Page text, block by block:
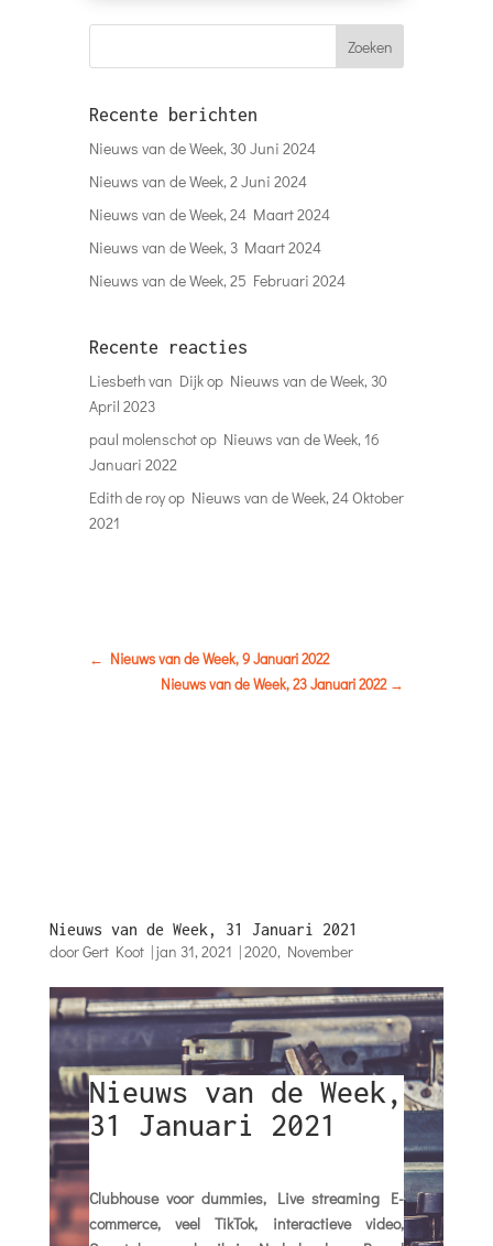
Recente berichten
Nieuws van de Week, 30 Juni 2024
Nieuws van de Week, 2 Juni 2024
Nieuws van de Week, 24 Maart 2024
Nieuws van de Week, 3 Maart 2024
Nieuws van de Week, 25 Februari 2024
Recente reacties
Liesbeth van Dijkop Nieuws van de Week, 30
April 2023
paul molenschotop Nieuws van de Week, 16
Januari 2022
Edith de royop Nieuws van de Week, 24 Oktober
2021
← Nieuws van de Week, 9 Januari 2022
Nieuws van de Week, 23 Januari 2022→
Nieuws van de Week, 31 Januari 2021
doorGert Koot|jan 31, 2021 |2020, November
Nieuws van de Week,
31 Januari 2021
Clubhouse voor dummies, Live streaming E-
commerce, veel TikTok, interactieve video,